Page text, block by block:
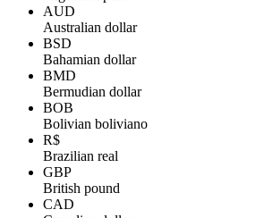
AUD
Australian dollar
BSD
Bahamian dollar
BMD
Bermudian dollar
BOB
Bolivian boliviano
R$
Brazilian real
GBP
British pound
CAD